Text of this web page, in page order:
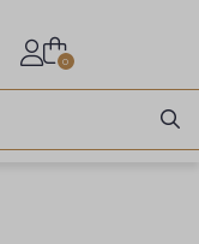
0